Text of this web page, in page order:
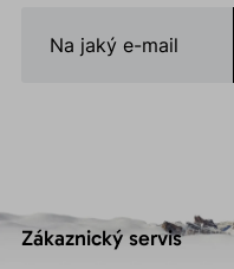
Zákaznický servis